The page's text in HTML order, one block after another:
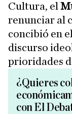
Cultura, el
renunciar al
concibió en
discurso
prioridades
¿Quieres
con El